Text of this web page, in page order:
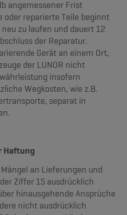
angemessener Frist
reparierte Teile beginnt
zu laufen und dauert 12
der Reparatur.
Gerät an einem Ort,
der LUNOR nicht
insofern
Wegkosten, wie z.B.
separat in
Haftung
an Lieferungen und
Ziffer 15 ausdrücklich
hinausgehende Ansprüche
nicht ausdrücklich